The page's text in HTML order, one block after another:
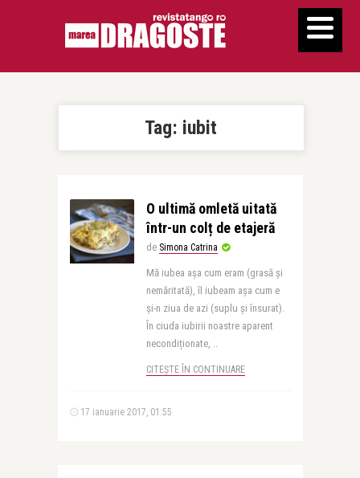
Tag: iubit
O ultimă omletă uitată
într-un colț de etajeră
de Simona Catrina
Mă iubea așa cum eram (grasă și
nemăritată), îl iubeam așa cum e
și-n ziua de azi (suplu și însurat).
În ciuda iubirii noastre aparent
necondiționate, ..
CITEȘTE ÎN CONTINUARE
17 ianuarie 2017, 01:55